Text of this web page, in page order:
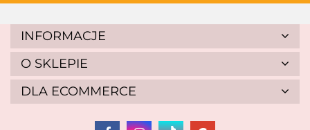
AKSJOMAT
INFORMACJE
O SKLEPIE
DLA ECOMMERCE